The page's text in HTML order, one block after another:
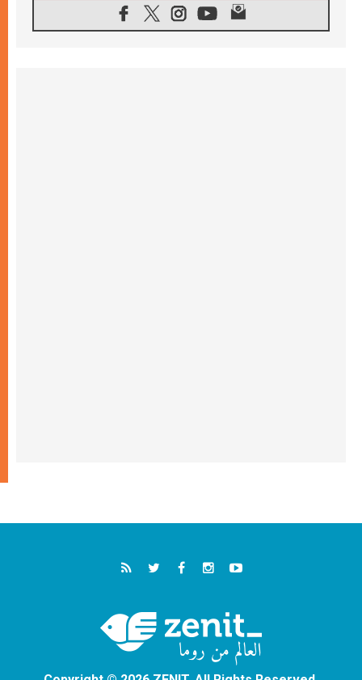
الكنيسة في الأوروغواي: زيارة البابا ستعزز